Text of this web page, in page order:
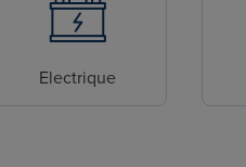
Electrique